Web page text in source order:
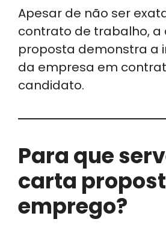
Apesar de não ser
contrato de trabalho, a
proposta demonstra a
da empresa em
candidato.
Para que
carta
emprego?